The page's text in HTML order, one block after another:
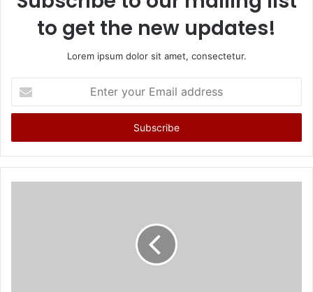
to get the new updates!
Lorem ipsum dolor sit amet, consectetur.
your
Email